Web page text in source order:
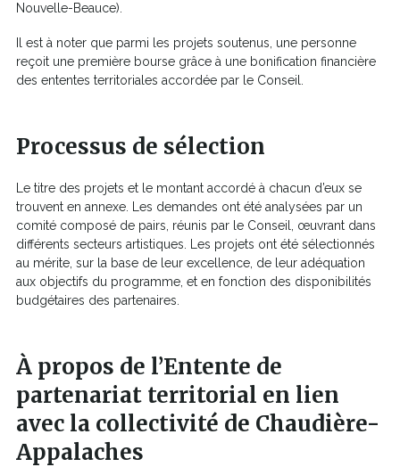
Nouvelle-Beauce).
Il est à noter que parmi les projets soutenus, une personne
reçoit une première bourse grâce à une bonification financière
des ententes territoriales accordée par le Conseil.
Processus de sélection
Le titre des projets et le montant accordé à chacun d’eux se
trouvent en annexe. Les demandes ont été analysées par un
comité composé de pairs, réunis par le Conseil, œuvrant dans
différents secteurs artistiques. Les projets ont été sélectionnés
au mérite, sur la base de leur excellence, de leur adéquation
aux objectifs du programme, et en fonction des disponibilités
budgétaires des partenaires.
À propos de l’Entente de
partenariat territorial en lien
avec la collectivité de Chaudière-
Appalaches